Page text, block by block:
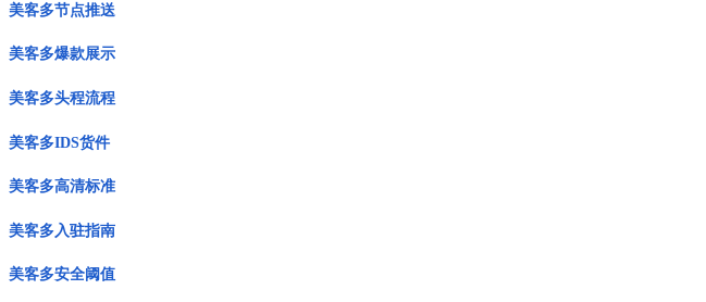
美客多节点推送
美客多爆款展示
美客多头程流程
美客多IDS货件
美客多高清标准
美客多入驻指南
美客多安全阈值